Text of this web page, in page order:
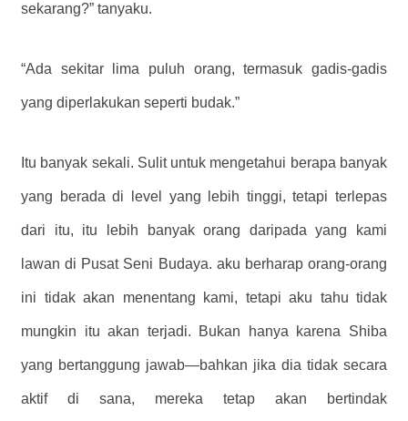
sekarang?” tanyaku.
“Ada sekitar lima puluh orang, termasuk gadis-gadis
yang diperlakukan seperti budak.”
Itu banyak sekali. Sulit untuk mengetahui berapa banyak
yang berada di level yang lebih tinggi, tetapi terlepas
dari itu, itu lebih banyak orang daripada yang kami
lawan di Pusat Seni Budaya. aku berharap orang-orang
ini tidak akan menentang kami, tetapi aku tahu tidak
mungkin itu akan terjadi. Bukan hanya karena Shiba
yang bertanggung jawab—bahkan jika dia tidak secara
aktif di sana, mereka tetap akan bertindak